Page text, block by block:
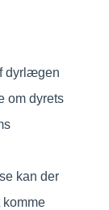
dyrlægen
om dyrets
kan der